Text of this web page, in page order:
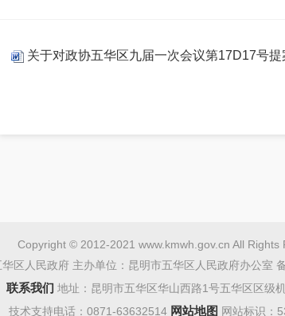
关于对政协五华区九届一次会议第17D17号提
Copyright © 2012-2021 www.kmwh.gov.cn All Rights
区人民政府 主办单位：昆明市五华区人民政府办公室
联系我们 地址：昆明市五华区华山西路1号五华区区级
技术支持电话：0871-63632514 网站地图 网站标识：